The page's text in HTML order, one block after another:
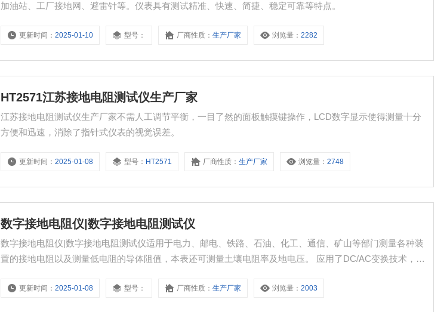
加油站、工厂接地网、避雷针等。仪表具有测试精准、快速、简捷、稳定可靠等特点。
更新时间：2025-01-10 型号： 厂商性质：生产厂家 浏览量：2282
HT2571江苏接地电阻测试仪生产厂家
江苏接地电阻测试仪生产厂家不需人工调节平衡，一目了然的面板触摸键操作，LCD数字显示使得测量十分
方便和迅速，消除了指针式仪表的视觉误差。
更新时间：2025-01-08 型号： HT2571 厂商性质：生产厂家 浏览量：2748
数字接地电阻仪|数字接地电阻测试仪
数字接地电阻仪|数字接地电阻测试仪适用于电力、邮电、铁路、石油、化工、通信、矿山等部门测量各种装
置的接地电阻以及测量低电阻的导体阻值，本表还可测量土壤电阻率及地电压。 应用了DC/AC变换技术，集
更新时间：2025-01-08 型号： 厂商性质：生产厂家 浏览量：2003